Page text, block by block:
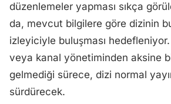
düzenlemeler yapması sıkça
da, mevcut bilgilere göre dizinin
izleyiciyle buluşması
veya kanal yönetiminden aksine
gelmediği sürece, dizi normal
sürdürecek.